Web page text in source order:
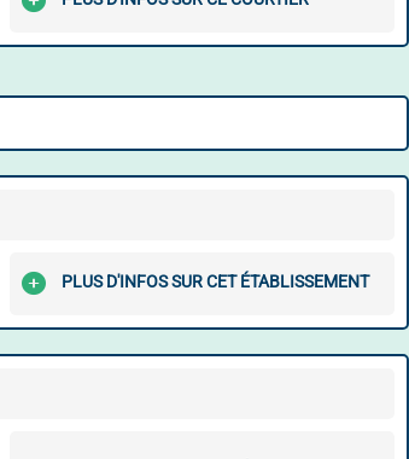
PLUS D'INFOS SUR CET ÉTABLISSEMENT